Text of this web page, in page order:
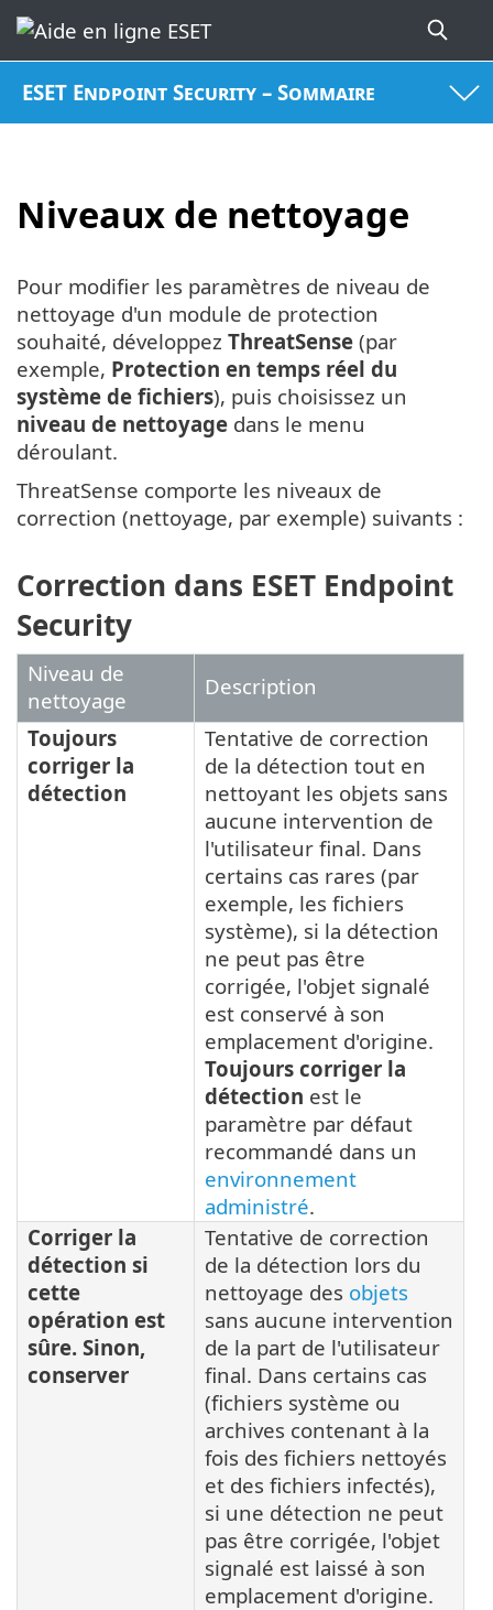
ESET Endpoint Security – Sommaire
Niveaux de nettoyage
Pour modifier les paramètres de niveau de
nettoyage d'un module de protection
souhaité, développez ThreatSense (par
exemple, Protection en temps réel du
système de fichiers), puis choisissez un
niveau de nettoyage dans le menu
déroulant.
ThreatSense comporte les niveaux de
correction (nettoyage, par exemple) suivants :
Correction dans ESET Endpoint
Security
Niveau de
nettoyage
Description
Toujours
corriger la
détection
Tentative de correction
de la détection tout en
nettoyant les objets sans
aucune intervention de
l'utilisateur final. Dans
certains cas rares (par
exemple, les fichiers
système), si la détection
ne peut pas être
corrigée, l'objet signalé
est conservé à son
emplacement d'origine.
Toujours corriger la
détection est le
paramètre par défaut
recommandé dans un
environnement
administré.
Corriger la
détection si
cette
opération est
sûre. Sinon,
conserver
Tentative de correction
de la détection lors du
nettoyage des objets
sans aucune intervention
de la part de l'utilisateur
final. Dans certains cas
(fichiers système ou
archives contenant à la
fois des fichiers nettoyés
et des fichiers infectés),
si une détection ne peut
pas être corrigée, l'objet
signalé est laissé à son
emplacement d'origine.